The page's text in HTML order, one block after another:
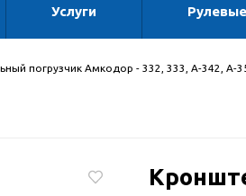
Услуги
погрузчик Амкодор - 332, 333, А-342, А-